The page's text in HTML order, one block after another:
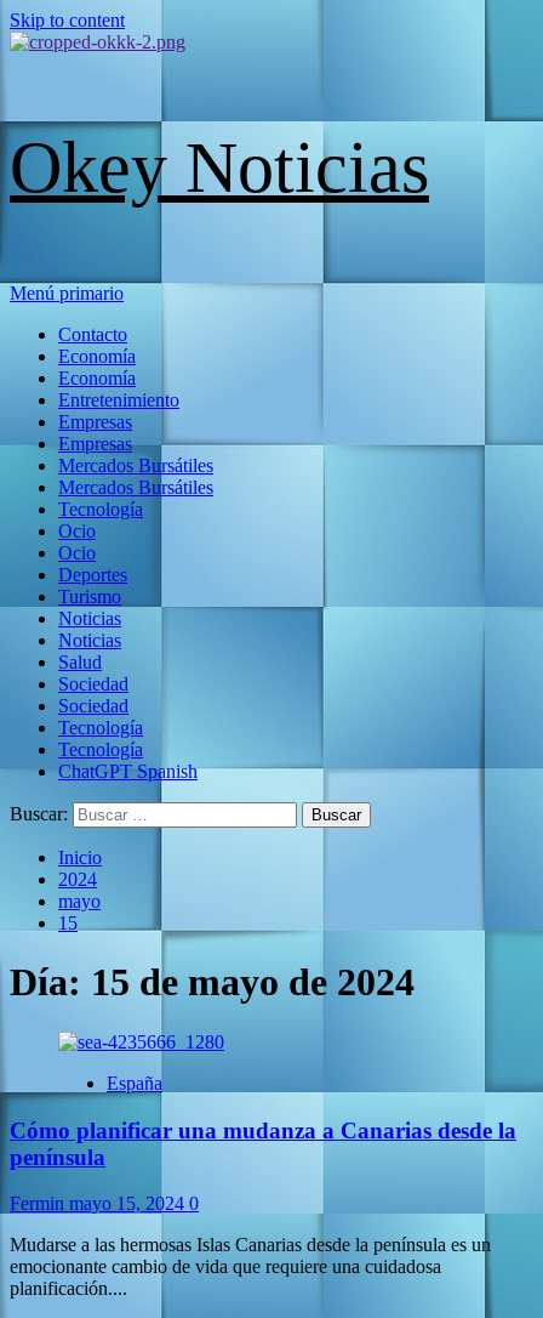
Skip to content
Okey Noticias
Menú primario
Contacto
Economía
Economía
Entretenimiento
Empresas
Empresas
Mercados Bursátiles
Mercados Bursátiles
Tecnología
Ocio
Ocio
Deportes
Turismo
Noticias
Noticias
Salud
Sociedad
Sociedad
Tecnología
Tecnología
ChatGPT Spanish
Buscar:
Inicio
2024
mayo
15
Día: 15 de mayo de 2024
España
Cómo planificar una mudanza a Canarias desde la
península
Fermin mayo 15, 2024 0
Mudarse a las hermosas Islas Canarias desde la península es un
emocionante cambio de vida que requiere una cuidadosa
planificación....